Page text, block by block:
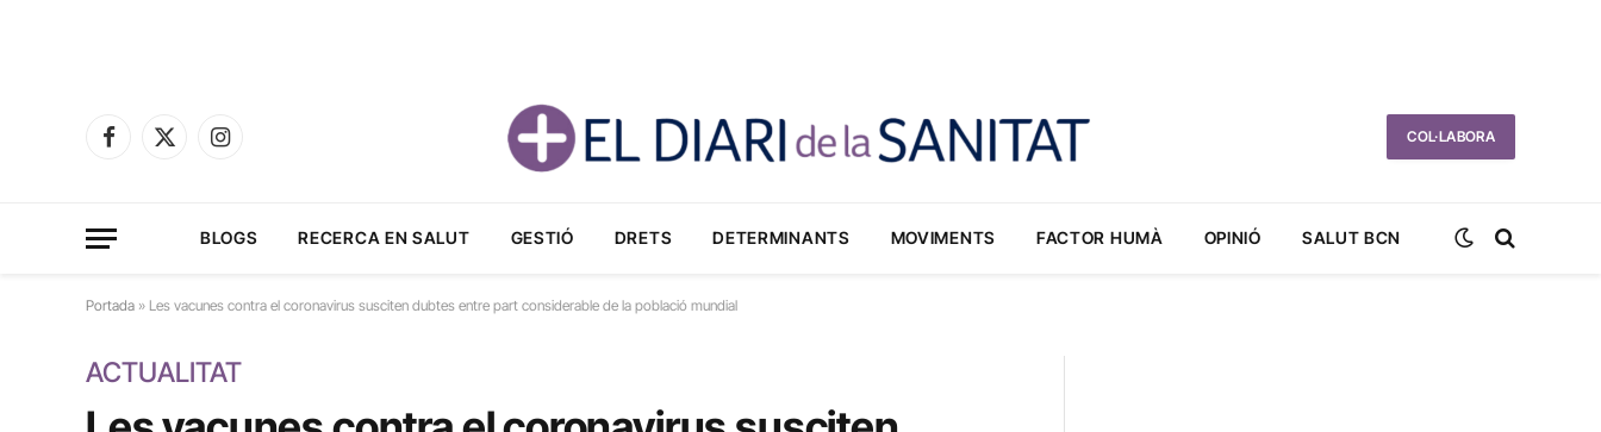
Facebook
X
Instagram
COL·LABORA
BLOGS RECERCA EN SALUT GESTIÓ DRETS DETERMINANTS MOVIMENTS FACTOR HUMÀ OPINIÓ SALUT BCN
Portada » Les vacunes contra el coronavirus susciten dubtes entre part considerable de la població mundial
ACTUALITAT